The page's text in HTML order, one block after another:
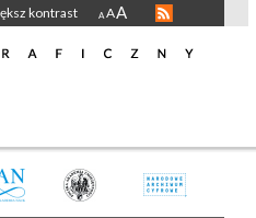
kontrast A AA